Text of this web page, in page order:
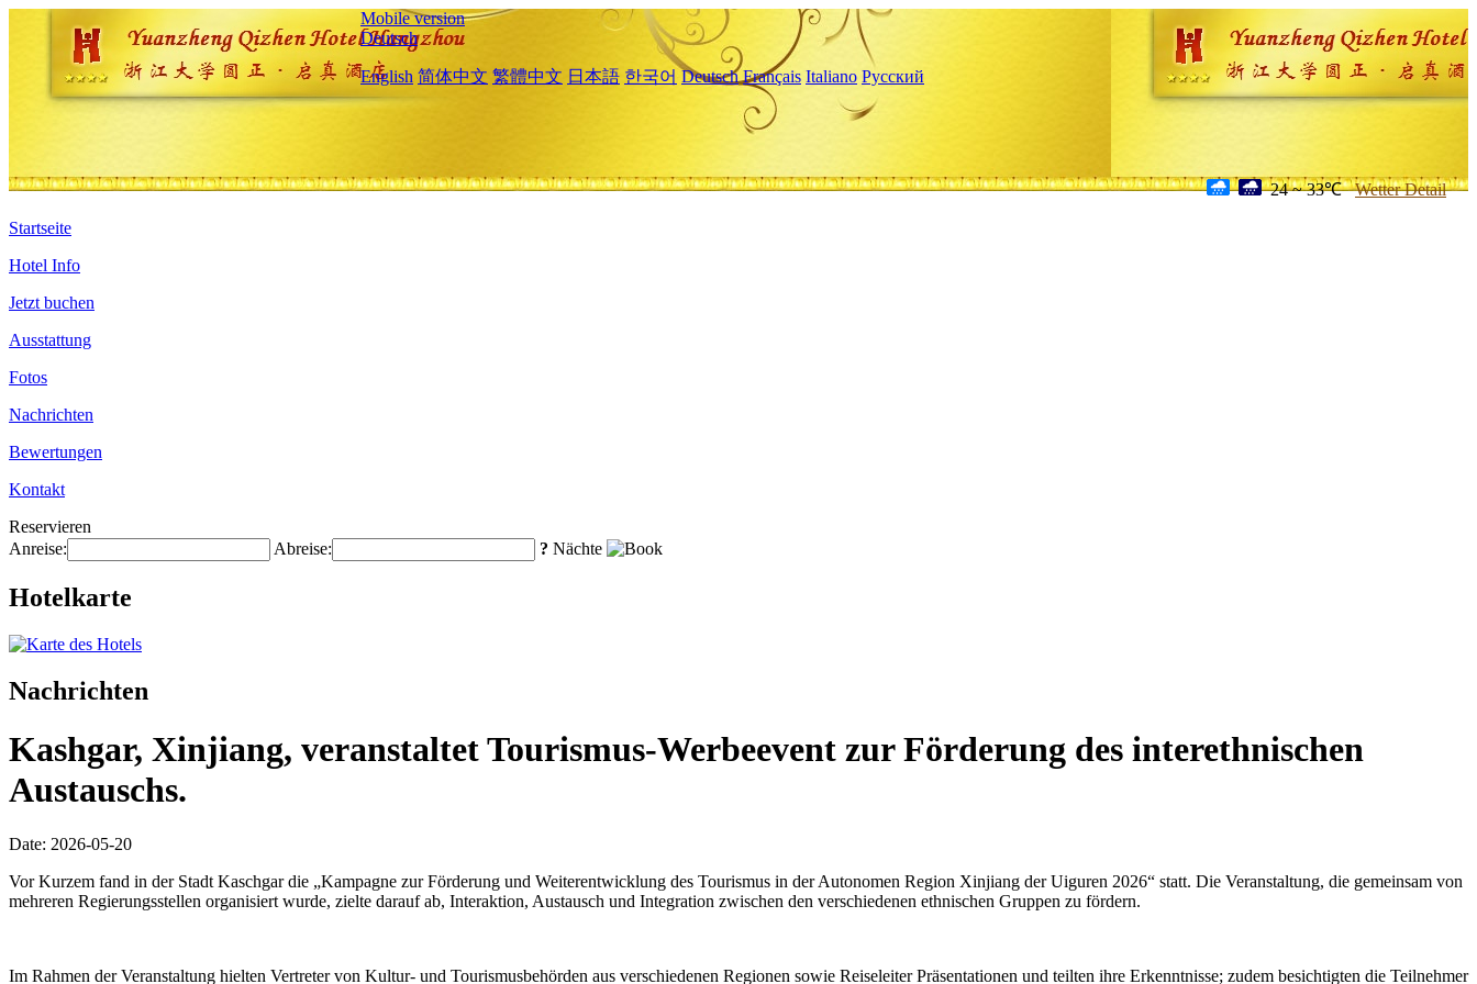
Mobile version
Deutsch
English 简体中文 繁體中文 日本語 한국어 Deutsch Français Italiano Русский
24 ~ 33℃ Wetter Detail
Startseite
Hotel Info
Jetzt buchen
Ausstattung
Fotos
Nachrichten
Bewertungen
Kontakt
Reservieren
Anreise:
Abreise: ? Nächte
Hotelkarte
Nachrichten
Kashgar, Xinjiang, veranstaltet Tourismus-Werbeevent zur Förderung des interethnischen
Austauschs.
Date: 2026-05-20
Vor Kurzem fand in der Stadt Kaschgar die „Kampagne zur Förderung und Weiterentwicklung des Tourismus in der Autonomen Region Xinjiang der Uiguren 2026“ statt. Die Veranstaltung, die gemeinsam von
mehreren Regierungsstellen organisiert wurde, zielte darauf ab, Interaktion, Austausch und Integration zwischen den verschiedenen ethnischen Gruppen zu fördern.
Im Rahmen der Veranstaltung hielten Vertreter von Kultur- und Tourismusbehörden aus verschiedenen Regionen sowie Reiseleiter Präsentationen und teilten ihre Erkenntnisse; zudem besichtigten die Teilnehmer